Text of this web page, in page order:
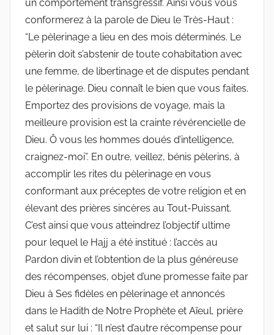
un comportement transgressif. Ainsi vous vous
conformerez à la parole de Dieu le Très-Haut :
“Le pèlerinage a lieu en des mois déterminés. Le
pèlerin doit s’abstenir de toute cohabitation avec
une femme, de libertinage et de disputes pendant
le pèlerinage. Dieu connaît le bien que vous faites.
Emportez des provisions de voyage, mais la
meilleure provision est la crainte révérencielle de
Dieu. Ô vous les hommes doués d’intelligence,
craignez-moi”. En outre, veillez, bénis pèlerins, à
accomplir les rites du pèlerinage en vous
conformant aux préceptes de votre religion et en
élevant des prières sincères au Tout-Puissant.
C’est ainsi que vous atteindrez l’objectif ultime
pour lequel le Hajj a été institué : l’accès au
Pardon divin et l’obtention de la plus généreuse
des récompenses, objet d’une promesse faite par
Dieu à Ses fidèles en pèlerinage et annoncés
dans le Hadith de Notre Prophète et Aïeul, prière
et salut sur lui : “Il n’est d’autre récompense pour